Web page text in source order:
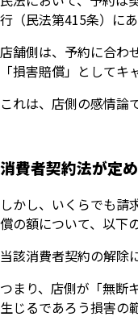
行（民法第415条）にあ
店舗側は、予約に合わ
「損害賠償」として
これは、店側の感情論
消費者契約法が定
しかし、いくらでも請
償の額について、以下
当該消費者契約の解除
つまり、店側が「無断
生じるであろう損害の